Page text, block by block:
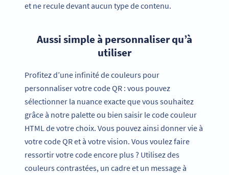
et ne recule devant aucun type de contenu.
Aussi simple à personnaliser qu’à
utiliser
Profitez d’une infinité de couleurs pour
personnaliser votre code QR : vous pouvez
sélectionner la nuance exacte que vous souhaitez
grâce à notre palette ou bien saisir le code couleur
HTML de votre choix. Vous pouvez ainsi donner vie à
votre code QR et à votre vision. Vous voulez faire
ressortir votre code encore plus ? Utilisez des
couleurs contrastées, un cadre et un message à